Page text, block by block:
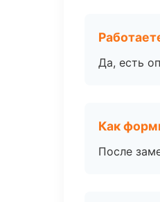
Да, есть
Как
После